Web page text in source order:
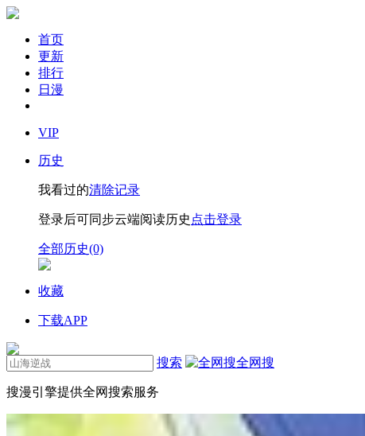
首页
更新
排行
日漫
VIP
历史
我看过的清除记录
登录后可同步云端阅读历史 点击登录
全部历史(0)
收藏
下载APP
搜索 全网搜
搜漫引擎提供全网搜索服务